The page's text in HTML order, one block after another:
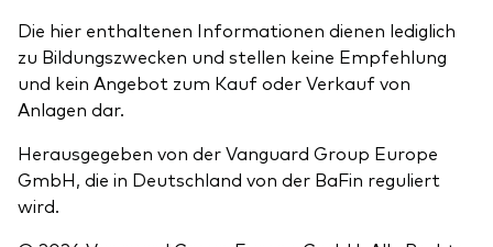
Die hier enthaltenen Informationen dienen lediglich
zu Bildungszwecken und stellen keine Empfehlung
und kein Angebot zum Kauf oder Verkauf von
Anlagen dar.
Herausgegeben von der Vanguard Group Europe
GmbH, die in Deutschland von der BaFin reguliert
wird.